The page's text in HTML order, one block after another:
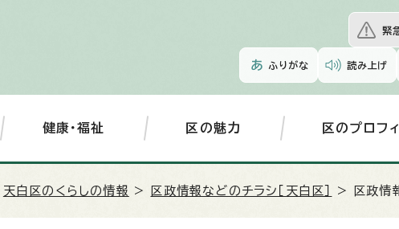
緊
ふりがな 読み上げ
健康・福祉 区の魅力 区のプロフ
天白区のくらしの情報 > 区政情報などのチラシ［天白区］ > 区政情